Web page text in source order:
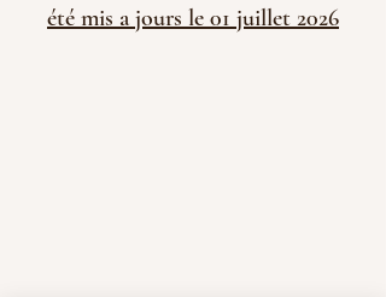
été mis a jours le 01 juillet 2026